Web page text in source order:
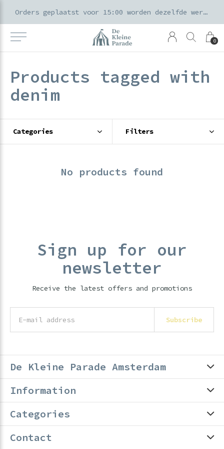
0
Orders geplaatst voor 15:00 worden dezelfde werkdag verzonden
Products tagged with
denim
Categories Filters
No products found
Sign up for our
newsletter
Receive the latest offers and promotions
Subscribe
De Kleine Parade Amsterdam
Information
Categories
Contact